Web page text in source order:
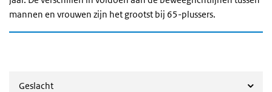
mannen en vrouwen zijn het grootst bij 65-plussers.
Geslacht